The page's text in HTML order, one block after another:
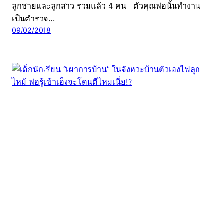
ลูกชายและลูกสาว รวมแล้ว 4 คน ตัวคุณพ่อนั้นทำงาน
เป็นตำรวจ…
09/02/2018